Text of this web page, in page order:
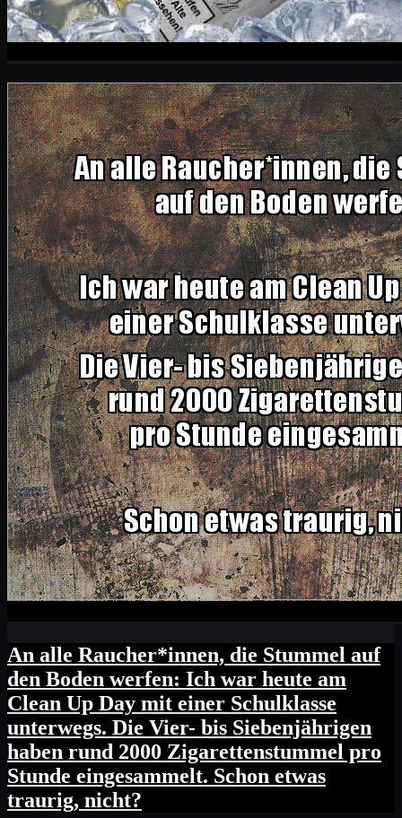
An alle Raucher*innen, die Stummel auf
den Boden werfen: Ich war heute am
Clean Up Day mit einer Schulklasse
unterwegs. Die Vier- bis Siebenjährigen
haben rund 2000 Zigarettenstummel pro
Stunde eingesammelt. Schon etwas
traurig, nicht?